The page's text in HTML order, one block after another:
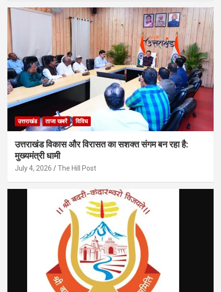
उत्तराखंड ताजा खबरें विविध
उत्तराखंड विकास और विरासत का सशक्त संगम बन रहा है:
मुख्यमंत्री धामी
July 4, 2026 The Hill Post